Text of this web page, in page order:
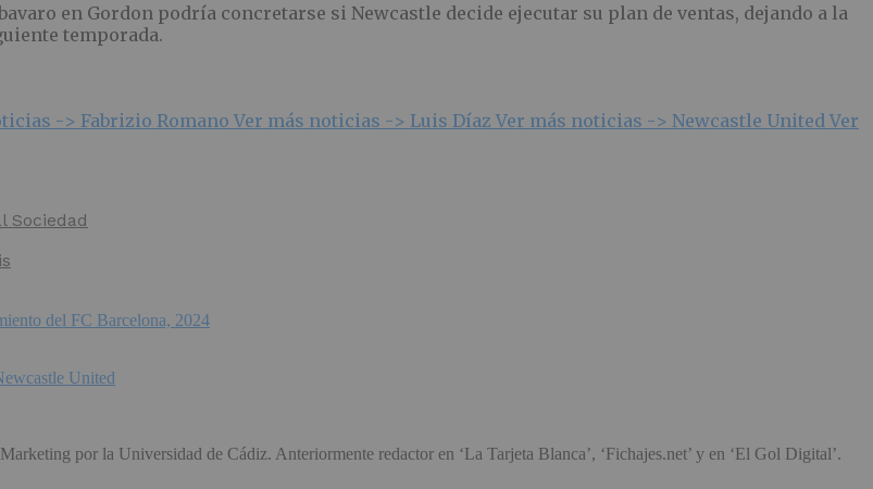
en Gordon podría concretarse si Newcastle decide ejecutar su plan de ventas, dejando a la
temporada.
-> Fabrizio Romano Ver más noticias -> Luis Díaz Ver más noticias -> Newcastle United Ver
Sociedad
United
por la Universidad de Cádiz. Anteriormente redactor en ‘La Tarjeta Blanca’, ‘Fichajes.net’ y en ‘El Gol Digital’.